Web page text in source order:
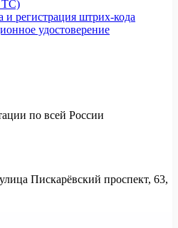
ТС)
и регистрация штрих-кода
удостоверение
по всей России
Пискарёвский проспект, 63,